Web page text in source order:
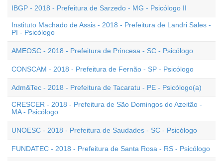
IBGP - 2018 - Prefeitura de Sarzedo - MG - Psicólogo II
Instituto Machado de Assis - 2018 - Prefeitura de Landri Sales -
PI - Psicólogo
AMEOSC - 2018 - Prefeitura de Princesa - SC - Psicólogo
CONSCAM - 2018 - Prefeitura de Fernão - SP - Psicólogo
Adm&Tec - 2018 - Prefeitura de Tacaratu - PE - Psicólogo(a)
CRESCER - 2018 - Prefeitura de São Domingos do Azeitão -
MA - Psicólogo
UNOESC - 2018 - Prefeitura de Saudades - SC - Psicólogo
FUNDATEC - 2018 - Prefeitura de Santa Rosa - RS - Psicólogo